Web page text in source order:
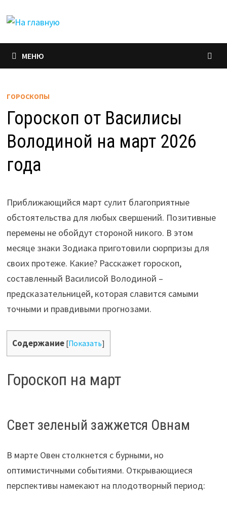
МЕНЮ
ГОРОСКОПЫ
Гороскоп от Василисы
Володиной на март 2026
года
Приближающийся март сулит благоприятные
обстоятельства для любых свершений. Позитивные
перемены не обойдут стороной никого. В этом
месяце знаки Зодиака приготовили сюрпризы для
своих протеже. Какие? Расскажет гороскоп,
составленный Василисой Володиной –
предсказательницей, которая славится самыми
точными и правдивыми прогнозами.
Содержание [Показать]
Гороскоп на март
Свет зеленый зажжется Овнам
В марте Овен столкнется с бурными, но
оптимистичными событиями. Открывающиеся
перспективы намекают на плодотворный период: